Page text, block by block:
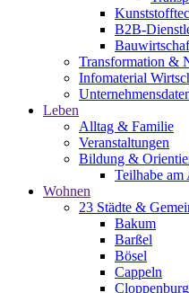
B2B-
Transformation &
Infomaterial
Leben
Alltag & Familie
Veranstaltungen
Bildung &
Teilhabe am
Wohnen
23 Städte &
Bakum
Barßel
Bösel
Cappeln
Cloppenburg